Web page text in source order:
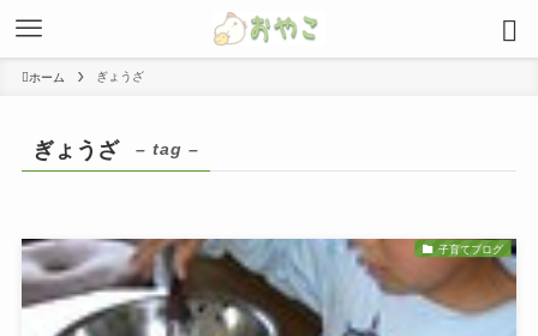
ホーム ぎょうざ
ぎょうざ – tag –
子育てブログ